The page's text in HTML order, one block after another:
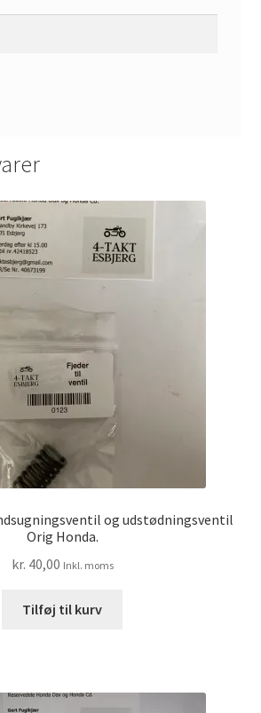
og udstødningsventil
Orig Honda.
kr. 40,00 Inkl. moms
Tilføj til kurv